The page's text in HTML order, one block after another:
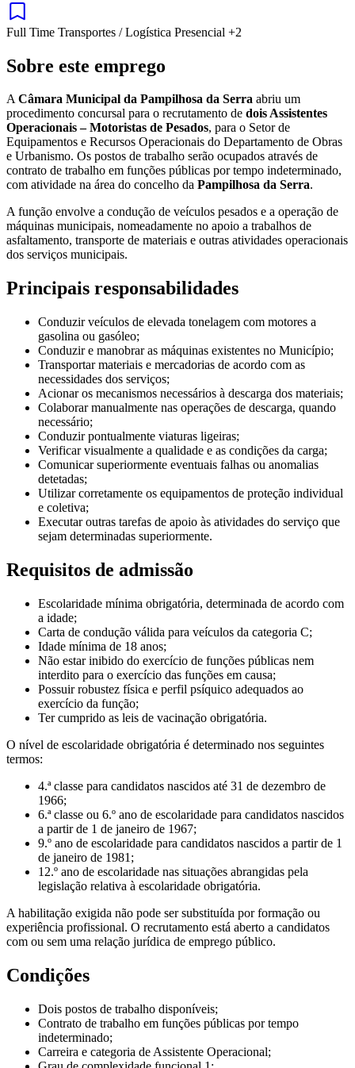
Full Time Transportes / Logística Presencial +2
Sobre este emprego
ACâmara Municipal da Pampilhosa da Serra abriu um
procedimento concursal para o recrutamento de dois Assistentes
Operacionais – Motoristas de Pesados, para o Setor de
Equipamentos e Recursos Operacionais do Departamento de Obras
e Urbanismo. Os postos de trabalho serão ocupados através de
contrato de trabalho em funções públicas por tempo indeterminado,
com atividade na área do concelho da Pampilhosa da Serra.
A função envolve a condução de veículos pesados e a operação de
máquinas municipais, nomeadamente no apoio a trabalhos de
asfaltamento, transporte de materiais e outras atividades operacionais
dos serviços municipais.
Principais responsabilidades
Conduzir veículos de elevada tonelagem com motores a
gasolina ou gasóleo;
Conduzir e manobrar as máquinas existentes no Município;
Transportar materiais e mercadorias de acordo com as
necessidades dos serviços;
Acionar os mecanismos necessários à descarga dos materiais;
Colaborar manualmente nas operações de descarga, quando
necessário;
Conduzir pontualmente viaturas ligeiras;
Verificar visualmente a qualidade e as condições da carga;
Comunicar superiormente eventuais falhas ou anomalias
detetadas;
Utilizar corretamente os equipamentos de proteção individual
e coletiva;
Executar outras tarefas de apoio às atividades do serviço que
sejam determinadas superiormente.
Requisitos de admissão
Escolaridade mínima obrigatória, determinada de acordo com
a idade;
Carta de condução válida para veículos da categoria C;
Idade mínima de 18 anos;
Não estar inibido do exercício de funções públicas nem
interdito para o exercício das funções em causa;
Possuir robustez física e perfil psíquico adequados ao
exercício da função;
Ter cumprido as leis de vacinação obrigatória.
O nível de escolaridade obrigatória é determinado nos seguintes
termos:
4.ª classe para candidatos nascidos até 31 de dezembro de
1966;
6.ª classe ou 6.º ano de escolaridade para candidatos nascidos
a partir de 1 de janeiro de 1967;
9.º ano de escolaridade para candidatos nascidos a partir de 1
de janeiro de 1981;
12.º ano de escolaridade nas situações abrangidas pela
legislação relativa à escolaridade obrigatória.
A habilitação exigida não pode ser substituída por formação ou
experiência profissional. O recrutamento está aberto a candidatos
com ou sem uma relação jurídica de emprego público.
Condições
Dois postos de trabalho disponíveis;
Contrato de trabalho em funções públicas por tempo
indeterminado;
Carreira e categoria de Assistente Operacional;